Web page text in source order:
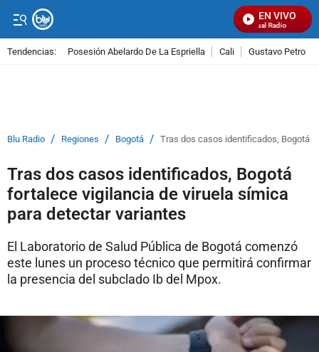
EN VIVO
Señal Visual Radio
Tendencias: Posesión Abelardo De La Espriella Cali Gustavo Petro
Blu Radio / Regiones / Bogotá / Tras dos casos identificados, Bogotá
Tras dos casos identificados, Bogotá
fortalece vigilancia de viruela símica
para detectar variantes
El Laboratorio de Salud Pública de Bogotá comenzó
este lunes un proceso técnico que permitirá confirmar
la presencia del subclado Ib del Mpox.